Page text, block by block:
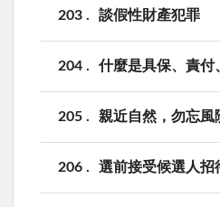
203 談假性財產犯罪
204 什麼是具保、責付
205 親近自然，勿忘風
206 選前接受候選人招